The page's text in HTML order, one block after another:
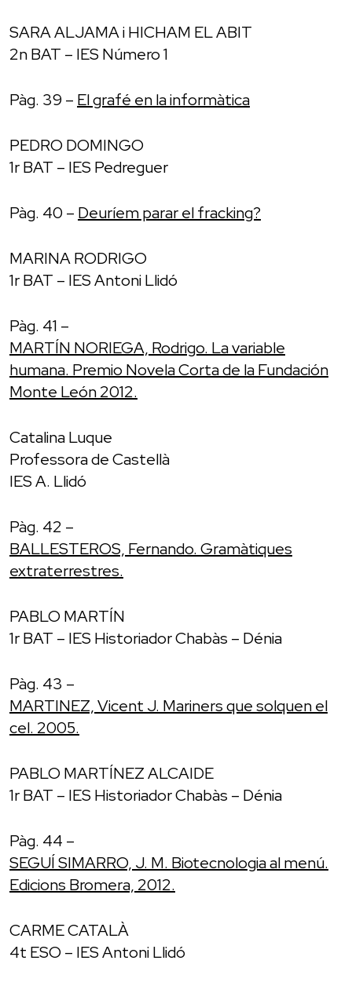
SARA ALJAMA i HICHAM EL ABIT
2n BAT – IES Número 1
Pàg. 39 – El grafé en la informàtica
PEDRO DOMINGO
1r BAT – IES Pedreguer
Pàg. 40 – Deuríem parar el fracking?
MARINA RODRIGO
1r BAT – IES Antoni Llidó
Pàg. 41 –
MARTÍN NORIEGA, Rodrigo. La variable
humana. Premio Novela Corta de la Fundación
Monte León 2012.
Catalina Luque
Professora de Castellà
IES A. Llidó
Pàg. 42 –
BALLESTEROS, Fernando. Gramàtiques
extraterrestres.
PABLO MARTÍN
1r BAT – IES Historiador Chabàs – Dénia
Pàg. 43 –
MARTINEZ, Vicent J. Mariners que solquen el
cel. 2005.
PABLO MARTÍNEZ ALCAIDE
1r BAT – IES Historiador Chabàs – Dénia
Pàg. 44 –
SEGUÍ SIMARRO, J. M. Biotecnologia al menú.
Edicions Bromera, 2012.
CARME CATALÀ
4t ESO – IES Antoni Llidó